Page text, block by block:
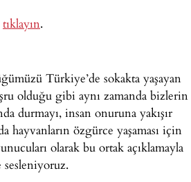
tıklayın.
Türkiye’de sokakta yaşayan
olduğu gibi aynı zamanda bizlerin
durmayı, insan onuruna yakışır
hayvanların özgürce yaşaması için
olarak bu ortak açıklamayla
sesleniyoruz.